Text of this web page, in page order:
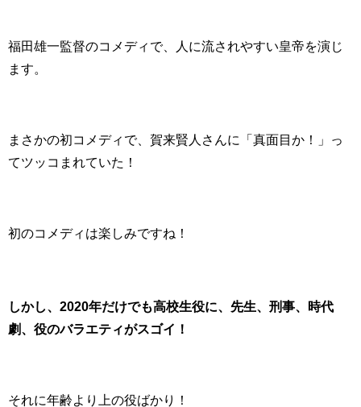
福田雄一監督のコメディで、人に流されやすい皇帝を演じ
ます。
まさかの初コメディで、賀来賢人さんに「真面目か！」っ
てツッコまれていた！
初のコメディは楽しみですね！
しかし、2020年だけでも高校生役に、先生、刑事、時代
劇、役のバラエティがスゴイ！
それに年齢より上の役ばかり！